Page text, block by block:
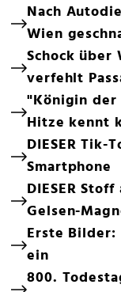
Nach
Wien
Schock über
verfehlt
"Königin der
Hitze kennt
DIESER
Smartphone
DIESER
Gelsen-
Erste Bilder:
ein
800.